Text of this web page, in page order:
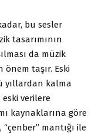
bu sesler
tasarımının
da müzik
önem taşır. Eski
yıllardan kalma
verilere
kaynaklarına göre
mantığı ile